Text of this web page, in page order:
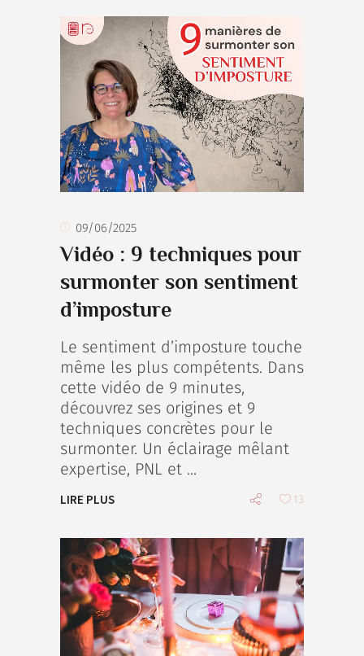
09/06/2025
Vidéo : 9 techniques pour
surmonter son sentiment
d’imposture
Le sentiment d’imposture touche
même les plus compétents. Dans
cette vidéo de 9 minutes,
découvrez ses origines et 9
techniques concrètes pour le
surmonter. Un éclairage mêlant
expertise, PNL et
LIRE PLUS 13